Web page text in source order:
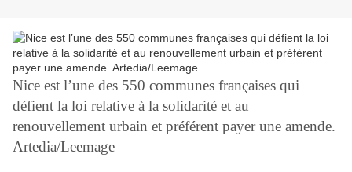
Nice est l’une des 550 communes françaises qui
défient la loi relative à la solidarité et au
renouvellement urbain et préférent payer une amende.
Artedia/Leemage